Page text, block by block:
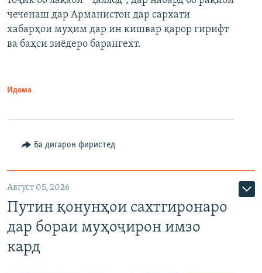
Auto 240p 360p 480p
720p 1080p
480p
чеченаш дар Арманистон дар сархати
хабарҳои муҳим дар ин кишвар қарор гирифт
ва баҳси зиёдеро барангехт.
Идома
Ба дигарон фиристед
Август 05, 2026
Путин қонунҳои сахтгиронаро
дар бораи муҳоҷирон имзо
кард